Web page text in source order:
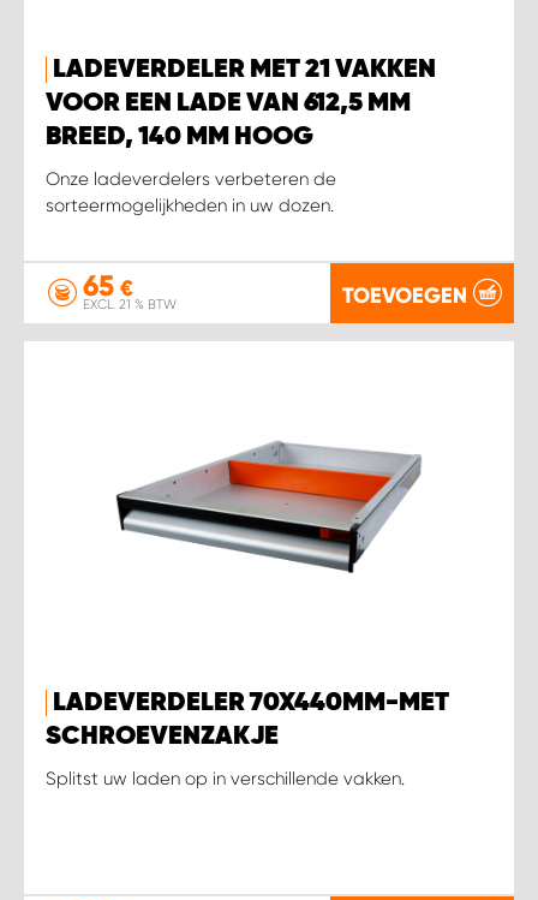
LADEVERDELER MET 21 VAKKEN
VOOR EEN LADE VAN 612,5 MM
BREED, 140 MM HOOG
Onze ladeverdelers verbeteren de
sorteermogelijkheden in uw dozen.
65 €
EXCL. 21 % BTW TOEVOEGEN
LADEVERDELER 70X440MM-MET
SCHROEVENZAKJE
Splitst uw laden op in verschillende vakken.